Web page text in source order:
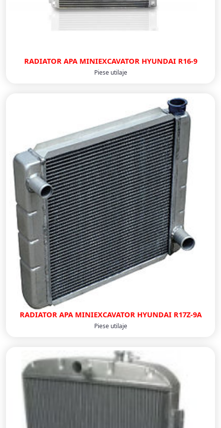
RADIATOR APA MINIEXCAVATOR HYUNDAI R16-9
Piese utilaje
RADIATOR APA MINIEXCAVATOR HYUNDAI R17Z-9A
Piese utilaje